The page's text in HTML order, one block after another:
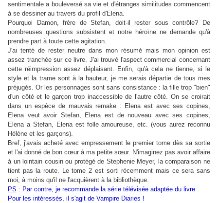
sentimentale a bouleversé sa vie et d'étranges similitudes commencent
à se dessiner au travers du profil d'Elena.
Pourquoi Damon, frère de Stefan, doit-il rester sous contrôle? De
nombreuses questions subsistent et notre héroïne ne demande qu'à
prendre part à toute cette agitation.
J'ai tenté de rester neutre dans mon résumé mais mon opinion est
assez tranchée sur ce livre. J'ai trouvé l'aspect commercial concernant
cette réimpression assez déplaisant. Enfin, qu'à cela ne tienne, si le
style et la trame sont à la hauteur, je me serais départie de tous mes
préjugés. Or les personnages sont sans consistance : la fille trop "bien"
d'un côté et le garçon trop inaccessible de l'autre côté. On se croirait
dans un espèce de mauvais remake : Elena est avec ses copines,
Elena veut avoir Stefan, Elena est de nouveau avec ses copines,
Elena a Stefan, Elena est folle amoureuse, etc. (vous aurez reconnu
Hélène et les garçons).
Bref, j'avais acheté avec empressement le premier tome dès sa sortie
et l'ai donné de bon cœur à ma petite sœur. N'imaginez pas avoir affaire
à un lointain cousin ou protégé de Stephenie Meyer, la comparaison ne
tient pas la route. Le tome 2 est sorti récemment mais ce sera sans
moi, à moins qu'il ne l'acquièrent à la bibliothèque.
PS : Par contre, je recommande la série télévisée adaptée du livre.
Pour les intéressés, il s'agit de Vampire Diaries !